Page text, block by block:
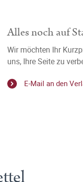
Alles noch auf
Wir möchten Ihr
uns, Ihre Seite zu
E-Mail an den